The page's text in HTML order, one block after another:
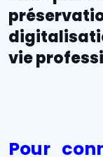
vie
Pour